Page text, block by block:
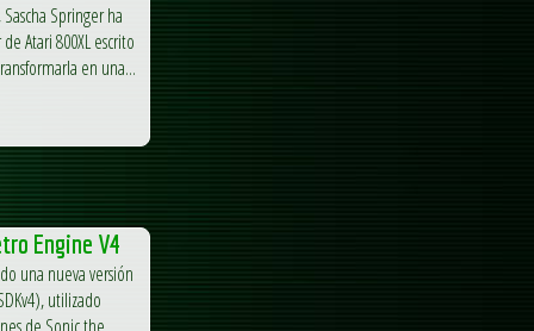
Springer ha
Atari 800XL escrito
en una...
Engine V4
una nueva versión
utilizado